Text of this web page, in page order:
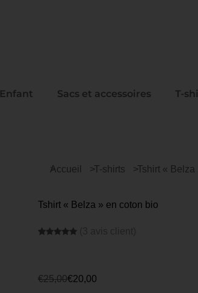
Enfant Sacs et accessoires T-
Vous êtes ici :
Accueil T-shirts Tshirt «
Tshirt « Belza » en coton bio
client
€25,00€20,00